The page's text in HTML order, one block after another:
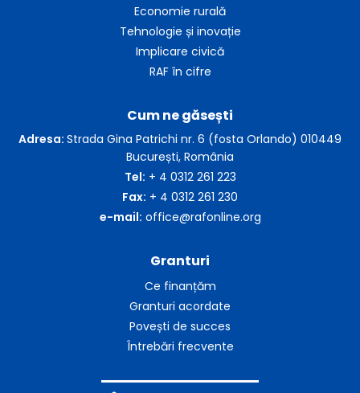
Economie rurală
Tehnologie și inovație
Implicare civică
RAF în cifre
Granturi
Ce finanțăm
Granturi acordate
Povești de succes
Întrebări frecvente
Cum ne găsești
Adresa: Strada Gina Patrichi nr. 6 (fosta Orlando) 010449
București, România
Tel: + 4 0312 261 223
Fax: + 4 0312 261 230
e-mail: office@rafonline.org